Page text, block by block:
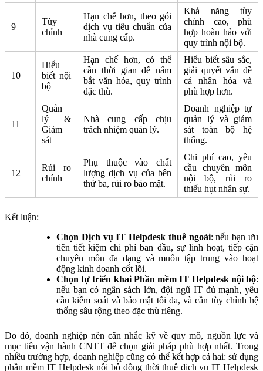
9
Tùy
chỉnh
Hạn chế hơn, theo gói
dịch vụ tiêu chuẩn của
nhà cung cấp.
Khả năng tùy
chỉnh cao, phù
hợp hoàn hảo với
quy trình nội bộ.
10
Hiểu
biết nội
bộ
Hạn chế hơn, có thể
cần thời gian để nắm
bắt văn hóa, quy trình
đặc thù.
Hiểu biết sâu sắc,
giải quyết vấn đề
cá nhân hóa và
phù hợp hơn.
11
Quản
lý &
Giám
sát
Nhà cung cấp chịu
trách nhiệm quản lý.
Doanh nghiệp tự
quản lý và giám
sát toàn bộ hệ
thống.
12
Rủi ro
chính
Phụ thuộc vào chất
lượng dịch vụ của bên
thứ ba, rủi ro bảo mật.
Chi phí cao, yêu
cầu chuyên môn
nội bộ, rủi ro
thiếu hụt nhân sự.
Kết luận:
Chọn Dịch vụ IT Helpdesk thuê ngoài: nếu bạn ưu
tiên tiết kiệm chi phí ban đầu, sự linh hoạt, tiếp cận
chuyên môn đa dạng và muốn tập trung vào hoạt
động kinh doanh cốt lõi.
Chọn tự triển khai Phần mềm IT Helpdesk nội bộ:
nếu bạn có ngân sách lớn, đội ngũ IT đủ mạnh, yêu
cầu kiểm soát và bảo mật tối đa, và cần tùy chỉnh hệ
thống sâu rộng theo đặc thù riêng.
Do đó, doanh nghiệp nên cân nhắc kỹ về quy mô, nguồn lực và
mục tiêu vận hành CNTT để chọn giải pháp phù hợp nhất. Trong
nhiều trường hợp, doanh nghiệp cũng có thể kết hợp cả hai: sử dụng
phần mềm IT Helpdesk nội bộ đồng thời thuê dịch vụ IT Helpdesk